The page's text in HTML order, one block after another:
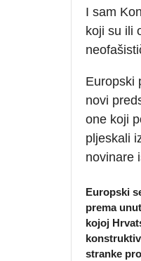
I sam
koji su ili
Europski
novi
one koji
pljeskali
novinare
Europski
prema
kojoj
stranke